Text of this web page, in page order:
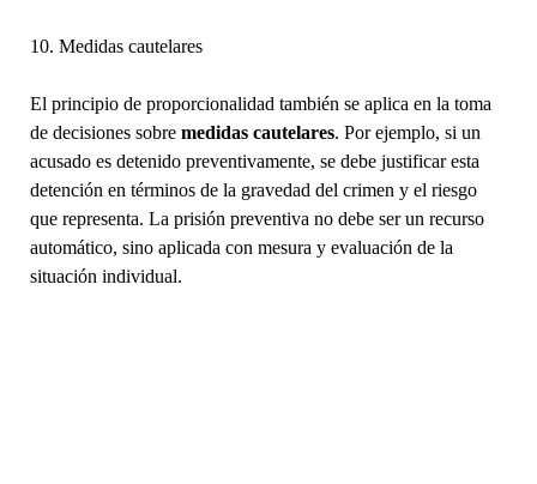
10. Medidas cautelares
El principio de proporcionalidad también se aplica en la toma
de decisiones sobre medidas cautelares. Por ejemplo, si un
acusado es detenido preventivamente, se debe justificar esta
detención en términos de la gravedad del crimen y el riesgo
que representa. La prisión preventiva no debe ser un recurso
automático, sino aplicada con mesura y evaluación de la
situación individual.